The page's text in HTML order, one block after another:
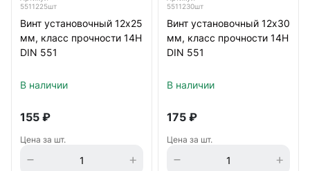
5511225шт
Винт установочный 12х25
мм, класс прочности 14Н
DIN 551
В наличии
155 ₽
Цена за шт.
5511230шт
Винт установочный 12х30
мм, класс прочности 14Н
DIN 551
В наличии
175 ₽
Цена за шт.